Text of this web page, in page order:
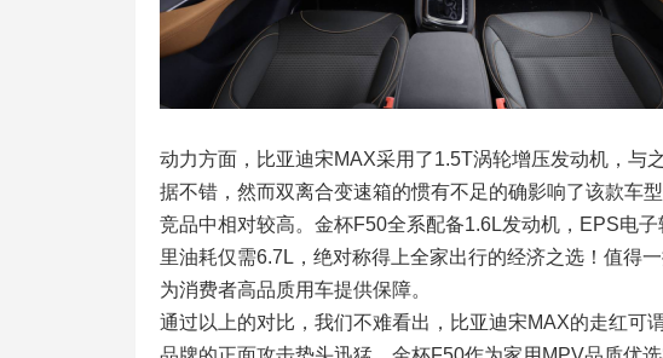
动力方面，比亚迪宋MAX采用了1.5T涡轮增压发动机，与
据不错，然而双离合变速箱的惯有不足的确影响了该款车
竞品中相对较高。金杯F50全系配备1.6L发动机，EPS电
里油耗仅需6.7L，绝对称得上全家出行的经济之选！值得
为消费者高品质用车提供保障。
通过以上的对比，我们不难看出，比亚迪宋MAX的走红可